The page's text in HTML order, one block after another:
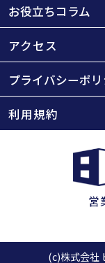
お役立ちコラム
アクセス
プライバシーポ
利用規約
営
(c)株式会社